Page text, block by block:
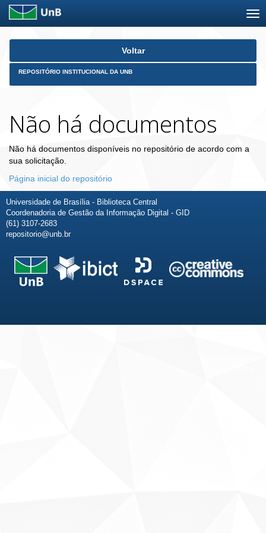
Skip
Voltar
REPOSITÓRIO INSTITUCIONAL DA UNB
Não há documentos
Não há documentos disponíveis no repositório de acordo com a
sua solicitação.
Página inicial do repositório
Universidade de Brasília - Biblioteca Central
Coordenadoria de Gestão da Informação Digital - GID
(61) 3107-2683
repositorio@unb.br